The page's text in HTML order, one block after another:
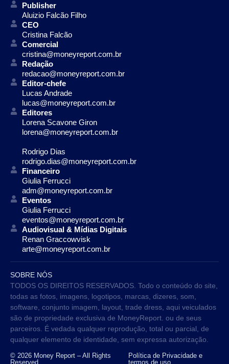
Publisher
Aluizio Falcão Filho
CEO
Cristina Falcão
Comercial
cristina@moneyreport.com.br
Redação
redacao@moneyreport.com.br
Editor-chefe
Lucas Andrade
lucas@moneyreport.com.br
Editores
Lorena Scavone Giron
lorena@moneyreport.com.br
Rodrigo Dias
rodrigo.dias@moneyreport.com.br
Financeiro
Giulia Ferrucci
adm@moneyreport.com.br
Eventos
Giulia Ferrucci
eventos@moneyreport.com.br
Audiovisual & Mídias Digitais
Renan Graccowvisk
arte@moneyreport.com.br
SOBRE NÓS
TODOS OS DIREITOS RESERVADOS. Todo o conteúdo do site,
todas as fotos, imagens, logotipos, marcas, dizeres, som,
software, conjunto imagem, layout, trade dress, aqui veiculados
são de propriedade exclusiva de MoneyReport. ou de seus
parceiros. É vedada qualquer reprodução, total ou parcial, de
qualquer elemento de identidade, sem expressa autorização.
© 2026 Money Report – All Rights
Reserved
Política de Privacidade e
termos de uso